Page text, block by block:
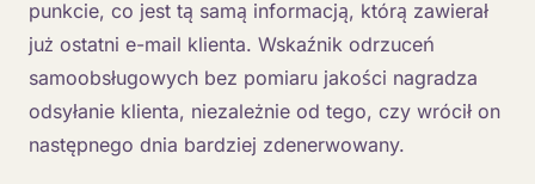
punkcie, co jest tą samą informacją, którą zawierał
już ostatni e-mail klienta. Wskaźnik odrzuceń
samoobsługowych bez pomiaru jakości nagradza
odsyłanie klienta, niezależnie od tego, czy wrócił on
następnego dnia bardziej zdenerwowany.